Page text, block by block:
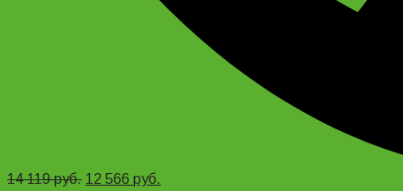
14 119руб. 12 566 руб.